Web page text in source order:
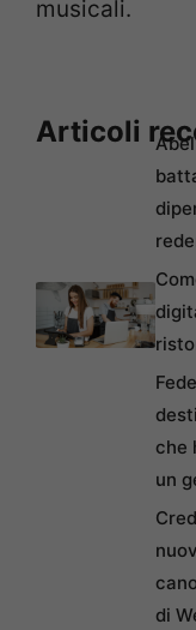
musicali.
Articoli
che
un
di